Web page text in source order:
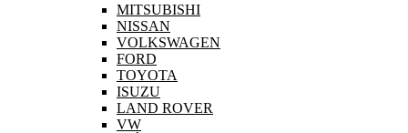
MITSUBISHI
NISSAN
VOLKSWAGEN
FORD
TOYOTA
ISUZU
LAND ROVER
VW